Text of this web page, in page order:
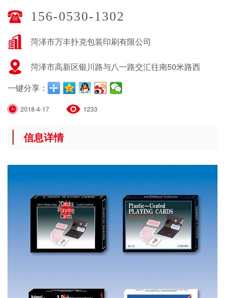
156-0530-1302
菏泽市万丰扑克包装印刷有限公司
菏泽市高新区银川路与八一路交汇往南50米路西
一键分享：
2018-4-17 1233
信息详情